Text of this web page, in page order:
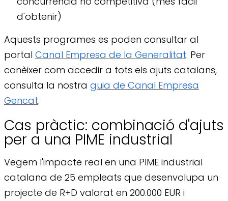
d'obtenir)
Aquests programes es poden consultar al
portal Canal Empresa de la Generalitat. Per
conèixer com accedir a tots els ajuts catalans,
consulta la nostra guia de Canal Empresa
Gencat.
Cas pràctic: combinació d'ajuts
per a una PIME industrial
Vegem l'impacte real en una PIME industrial
catalana de 25 empleats que desenvolupa un
projecte de R+D valorat en 200.000 EUR i